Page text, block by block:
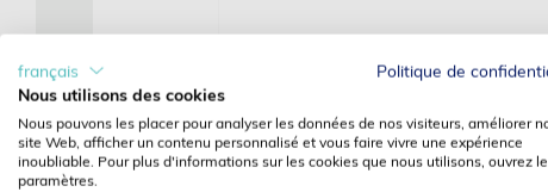
français
Politique de
Nous utilisons des cookies
Nous pouvons les placer pour analyser les données de nos visiteurs, améliorer
site Web, afficher un contenu personnalisé et vous faire vivre une expérience
inoubliable. Pour plus d'informations sur les cookies que nous utilisons, ouvrez
paramètres.